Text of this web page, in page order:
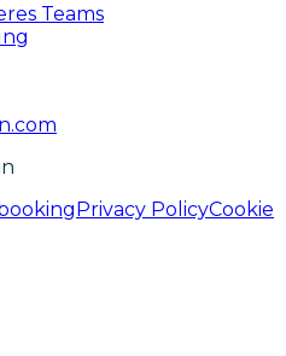
Teams
Privacy PolicyCookie